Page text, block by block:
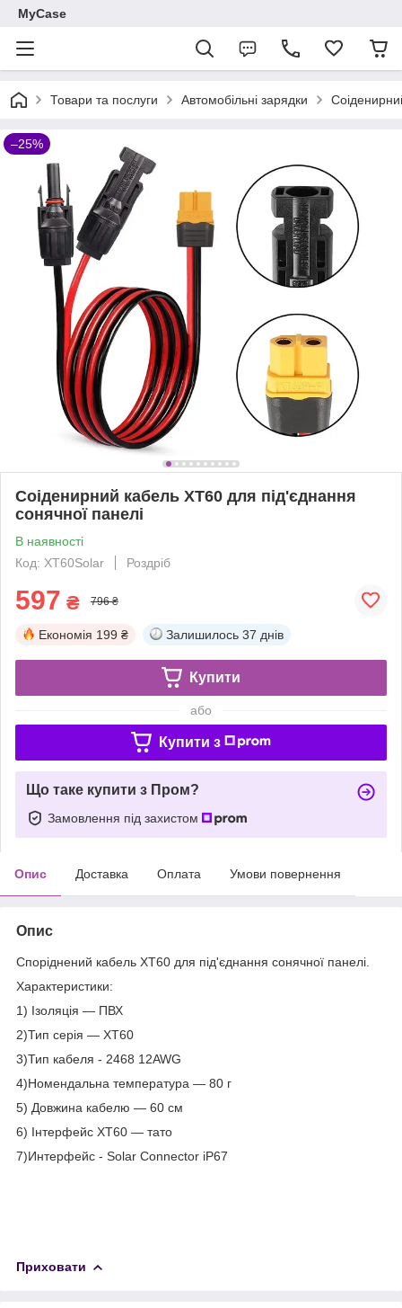
MyCase
Товари та послуги Автомобільні зарядки
–25%
Соіденирний кабель XT60 для під'єднання
сонячної панелі
В наявності
Код: XT60Solar
Роздріб
597 ₴ 796 ₴
Економія 199 ₴ Залишилось 37 днів
Купити
або
Купити з
Що таке купити з Пром?
Замовлення під захистом
Опис Доставка Оплата Умови повернення
Опис
Споріднений кабель XT60 для під'єднання сонячної панелі.
Характеристики:
1) Ізоляція — ПВХ
2)Тип серія — XT60
3)Тип кабеля - 2468 12AWG
4)Номендальна температура — 80 г
5) Довжина кабелю — 60 см
6) Інтерфейс XT60 — тато
7)Интерфейс - Solar Connector iP67
Приховати